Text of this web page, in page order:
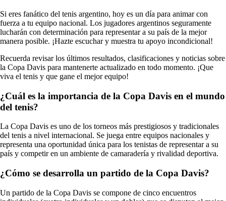
Si eres fanático del tenis argentino, hoy es un día para animar con
fuerza a tu equipo nacional. Los jugadores argentinos seguramente
lucharán con determinación para representar a su país de la mejor
manera posible. ¡Hazte escuchar y muestra tu apoyo incondicional!
Recuerda revisar los últimos resultados, clasificaciones y noticias sobre
la Copa Davis para mantenerte actualizado en todo momento. ¡Que
viva el tenis y que gane el mejor equipo!
¿Cuál es la importancia de la Copa Davis en el mundo
del tenis?
La Copa Davis es uno de los torneos más prestigiosos y tradicionales
del tenis a nivel internacional. Se juega entre equipos nacionales y
representa una oportunidad única para los tenistas de representar a su
país y competir en un ambiente de camaradería y rivalidad deportiva.
¿Cómo se desarrolla un partido de la Copa Davis?
Un partido de la Copa Davis se compone de cinco encuentros